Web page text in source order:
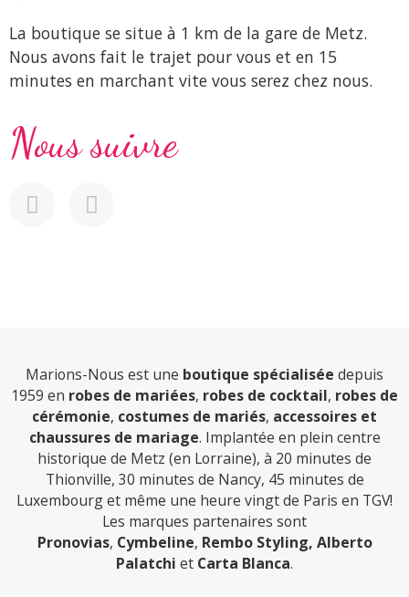
La boutique se situe à 1 km de la gare de Metz.
Nous avons fait le trajet pour vous et en 15
minutes en marchant vite vous serez chez nous.
Nous suivre
Marions-Nous est une boutique spécialisée depuis
1959 en robes de mariées, robes de cocktail, robes de
cérémonie, costumes de mariés, accessoires et
chaussures de mariage. Implantée en plein centre
historique de Metz (en Lorraine), à 20 minutes de
Thionville, 30 minutes de Nancy, 45 minutes de
Luxembourg et même une heure vingt de Paris en TGV!
Les marques partenaires sont
Pronovias, Cymbeline, Rembo Styling, Alberto
Palatchi et Carta Blanca.